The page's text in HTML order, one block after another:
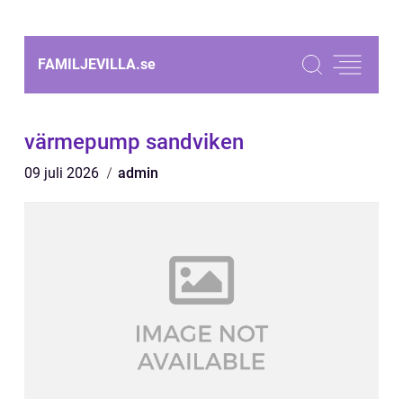
FAMILJEVILLA.se
värmepump sandviken
09 juli 2026 admin